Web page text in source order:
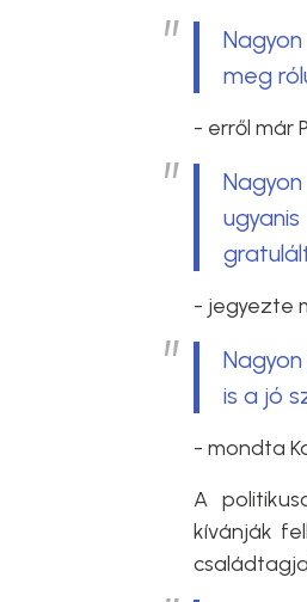
meg
- erről már
- jegyezte
is a jó
- mondta
A
kívánják